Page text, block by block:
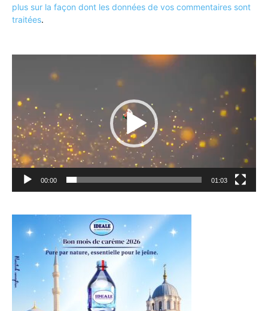
plus sur la façon dont les données de vos commentaires sont
traitées.
00:00 01:03